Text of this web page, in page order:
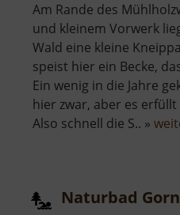
Am Rande des
und kleinem Vorwerk
Wald eine kleine
speist hier ein Becke,
Ein wenig in die Jahre
hier zwar, aber es
Also schnell die S.. »
Naturbad